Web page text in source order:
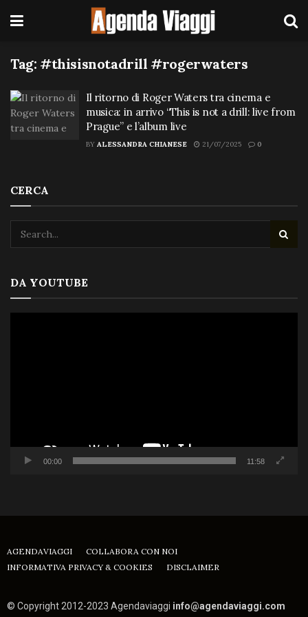
Tag: #thisisnotadrill #rogerwaters
Il ritorno di Roger Waters tra cinema e
musica: in arrivo “This is not a drill: live from
Prague” e l’album live
BY ALESSANDRA CHIANESE 21/07/2025 0
CERCA
DA YOUTUBE
00:00 11:58
AGENDAVIAGGI
COLLABORA CON NOI
INFORMATIVA PRIVACY & COOKIES
DISCLAIMER
© Copyright 2012-2023 Agendaviaggi info@agendaviaggi.com